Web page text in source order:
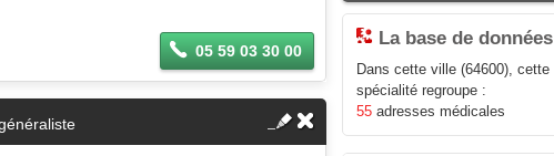
05 59 03 30 00
La base de données
Dans cette ville (64600), cette
spécialité regroupe :
55 adresses médicales